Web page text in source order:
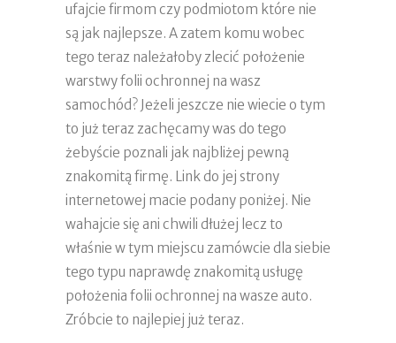
ufajcie firmom czy podmiotom które nie
są jak najlepsze. A zatem komu wobec
tego teraz należałoby zlecić położenie
warstwy folii ochronnej na wasz
samochód? Jeżeli jeszcze nie wiecie o tym
to już teraz zachęcamy was do tego
żebyście poznali jak najbliżej pewną
znakomitą firmę. Link do jej strony
internetowej macie podany poniżej. Nie
wahajcie się ani chwili dłużej lecz to
właśnie w tym miejscu zamówcie dla siebie
tego typu naprawdę znakomitą usługę
położenia folii ochronnej na wasze auto.
Zróbcie to najlepiej już teraz.